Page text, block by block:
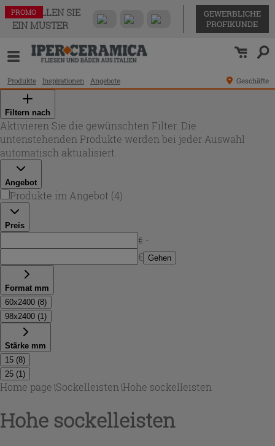
BESTELLEN SIE
EIN MUSTER
GEWERBLICHE
PROFIKUNDE
Produkte Inspirationen Angebote Geschäfte
Filtern nach
Aktivieren Sie die gewünschten Filter. Die
untenstehenden Produkte werden bei jeder Auswahl
automatisch aktualisiert.
Angebot
Produkte im Angebot (4)
Preis
€ -
€ Gehen
Format mm
60x2400 (8)
98x2400 (1)
Stärke mm
15 (8)
25 (1)
Home page\Sockelleisten \Hohe sockelleisten
Hohe sockelleisten
PROMO
PROMO
PROMO
PROMO